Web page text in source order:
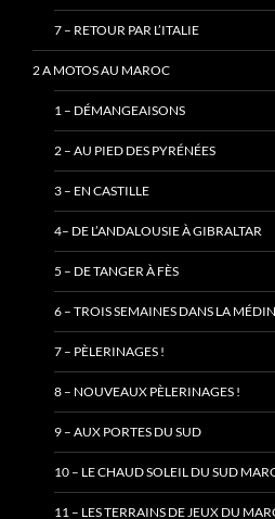
7 – RETOUR PAR L’ITALIE
2 A MOTOS AU MAROC
1 – DÉMANGEAISONS
2 – AU PIED DES PYRÉNÉES
3 – EN CASTILLE
4– DE L’ANDALOUSIE À GIBRALTAR
5 – DE TANGER À FÈS
6 – TROIS SEMAINES DANS LA
7 – PÈLERINAGES !
8 – NOUVEAUX PÈLERINAGES !
9 – AUX PORTES DU SUD
10 – LE CHAUD SOLEIL DU SUD
11 – LES TERRAINS DE JEUX DU